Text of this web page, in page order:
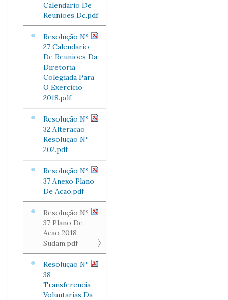
Calendario De
Reunioes Dc.pdf
Resolução Nº
27 Calendario
De Reunioes Da
Diretoria
Colegiada Para
O Exercicio
2018.pdf
Resolução Nº
32 Alteracao
Resolução Nº
202.pdf
Resolução Nº
37 Anexo Plano
De Acao.pdf
Resolução Nº
37 Plano De
Acao 2018
Sudam.pdf
Resolução Nº
38
Transferencia
Voluntarias Da